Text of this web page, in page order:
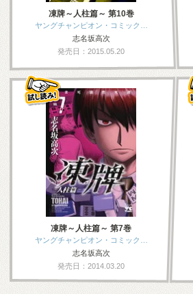
凍牌～人柱篇～ 第10巻
ヤングチャンピオン・コミック…
志名坂高次
発売日：2015.05.20
凍牌～人柱篇～ 第7巻
ヤングチャンピオン・コミック…
志名坂高次
発売日：2014.03.20